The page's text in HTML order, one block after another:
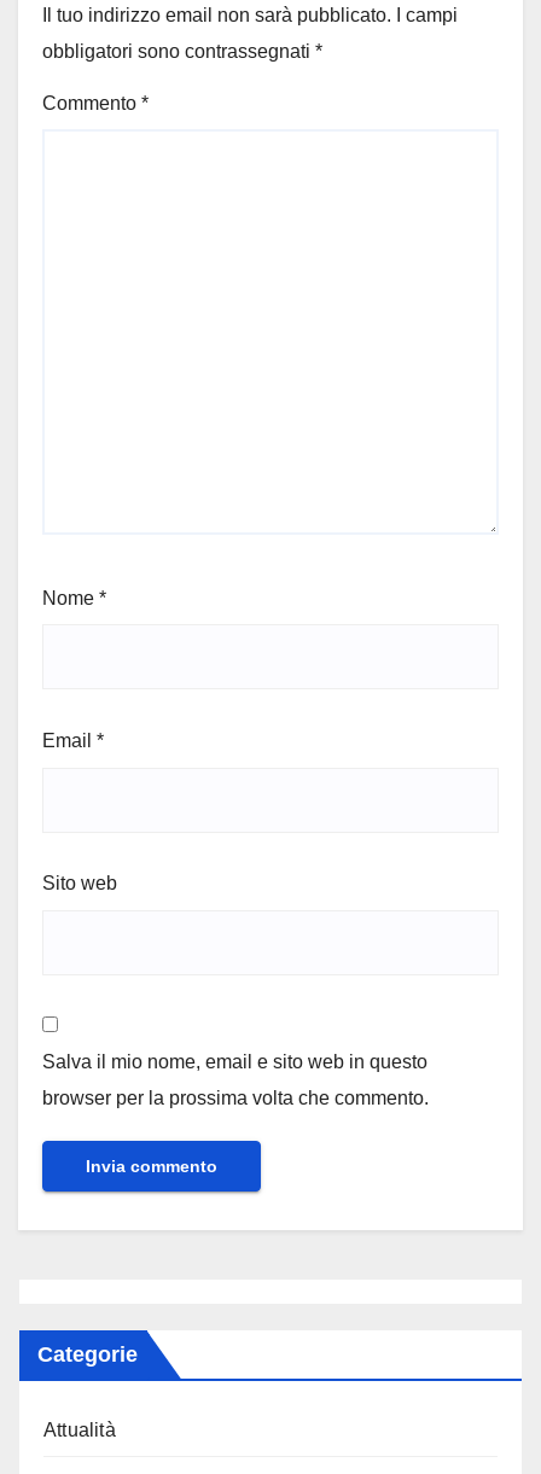
Il tuo indirizzo email non sarà pubblicato.
I campi
obbligatori sono contrassegnati *
Commento *
Nome *
Email *
Sito web
Salva il mio nome, email e sito web in questo
browser per la prossima volta che commento.
Categorie
Attualità